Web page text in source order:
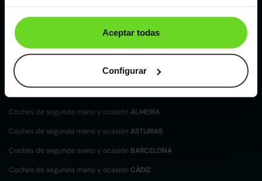
Aceptar todas
Configurar
Coches de segunda mano y ocasión por
localización
Coches de segunda mano y ocasiónALBACETE
Coches de segunda mano y ocasión ALMERÍA
Coches de segunda mano y ocasión ASTURIAS
Coches de segunda mano y ocasión BARCELONA
Coches de segunda mano y ocasión CÁDIZ